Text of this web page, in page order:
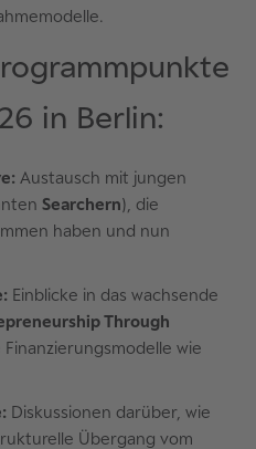
in Berlin:
Austausch mit jungen
Searchern), die
haben und nun
Einblicke in das wachsende
Through
wie
Diskussionen darüber, wie
Übergang vom